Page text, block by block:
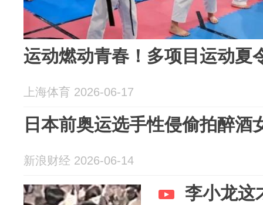
运动燃动青春！多项目运动夏
上海体育 2026-06-17
日本前奥运选手性侵偷拍醉酒
新浪财经 2026-06-14
李小龙这